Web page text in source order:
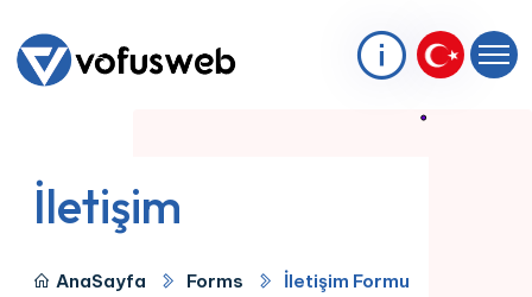
İletişim
AnaSayfa Forms İletişim Formu